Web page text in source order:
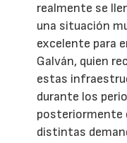
realmente se
una situación
excelente para
Galván, quien
estas
durante los
posteriormente
distintas